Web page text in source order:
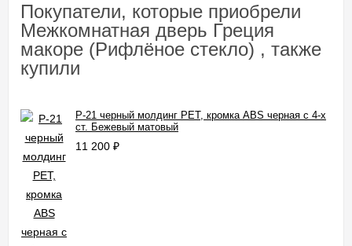
Покупатели, которые приобрели
Межкомнатная дверь Греция
макоре (Рифлёное стекло) , также
купили
P-21 черный молдинг PET, кромка ABS черная c 4-х
ст. Бежевый матовый
11 200 ₽